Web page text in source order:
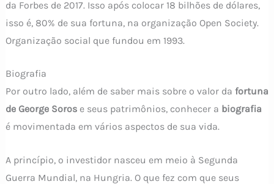
da Forbes de 2017. Isso após colocar 18 bilhões de dólares,
isso é, 80% de sua fortuna, na organização Open Society.
Organização social que fundou em 1993.
Biografia
Por outro lado, além de saber mais sobre o valor da fortuna
de George Sorose seus patrimônios, conhecer a biografia
é movimentada em vários aspectos de sua vida.
A princípio, o investidor nasceu em meio à Segunda
Guerra Mundial, na Hungria. O que fez com que seus